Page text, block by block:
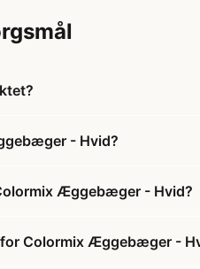
- Hvid?
Æggebæger - Hvid?
Colormix Æggebæger -